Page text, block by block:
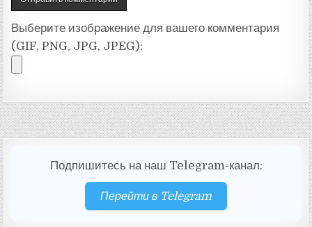
Выберите изображение для вашего комментария
(GIF, PNG, JPG, JPEG):
Подпишитесь на наш Telegram-канал:
Перейти в Telegram